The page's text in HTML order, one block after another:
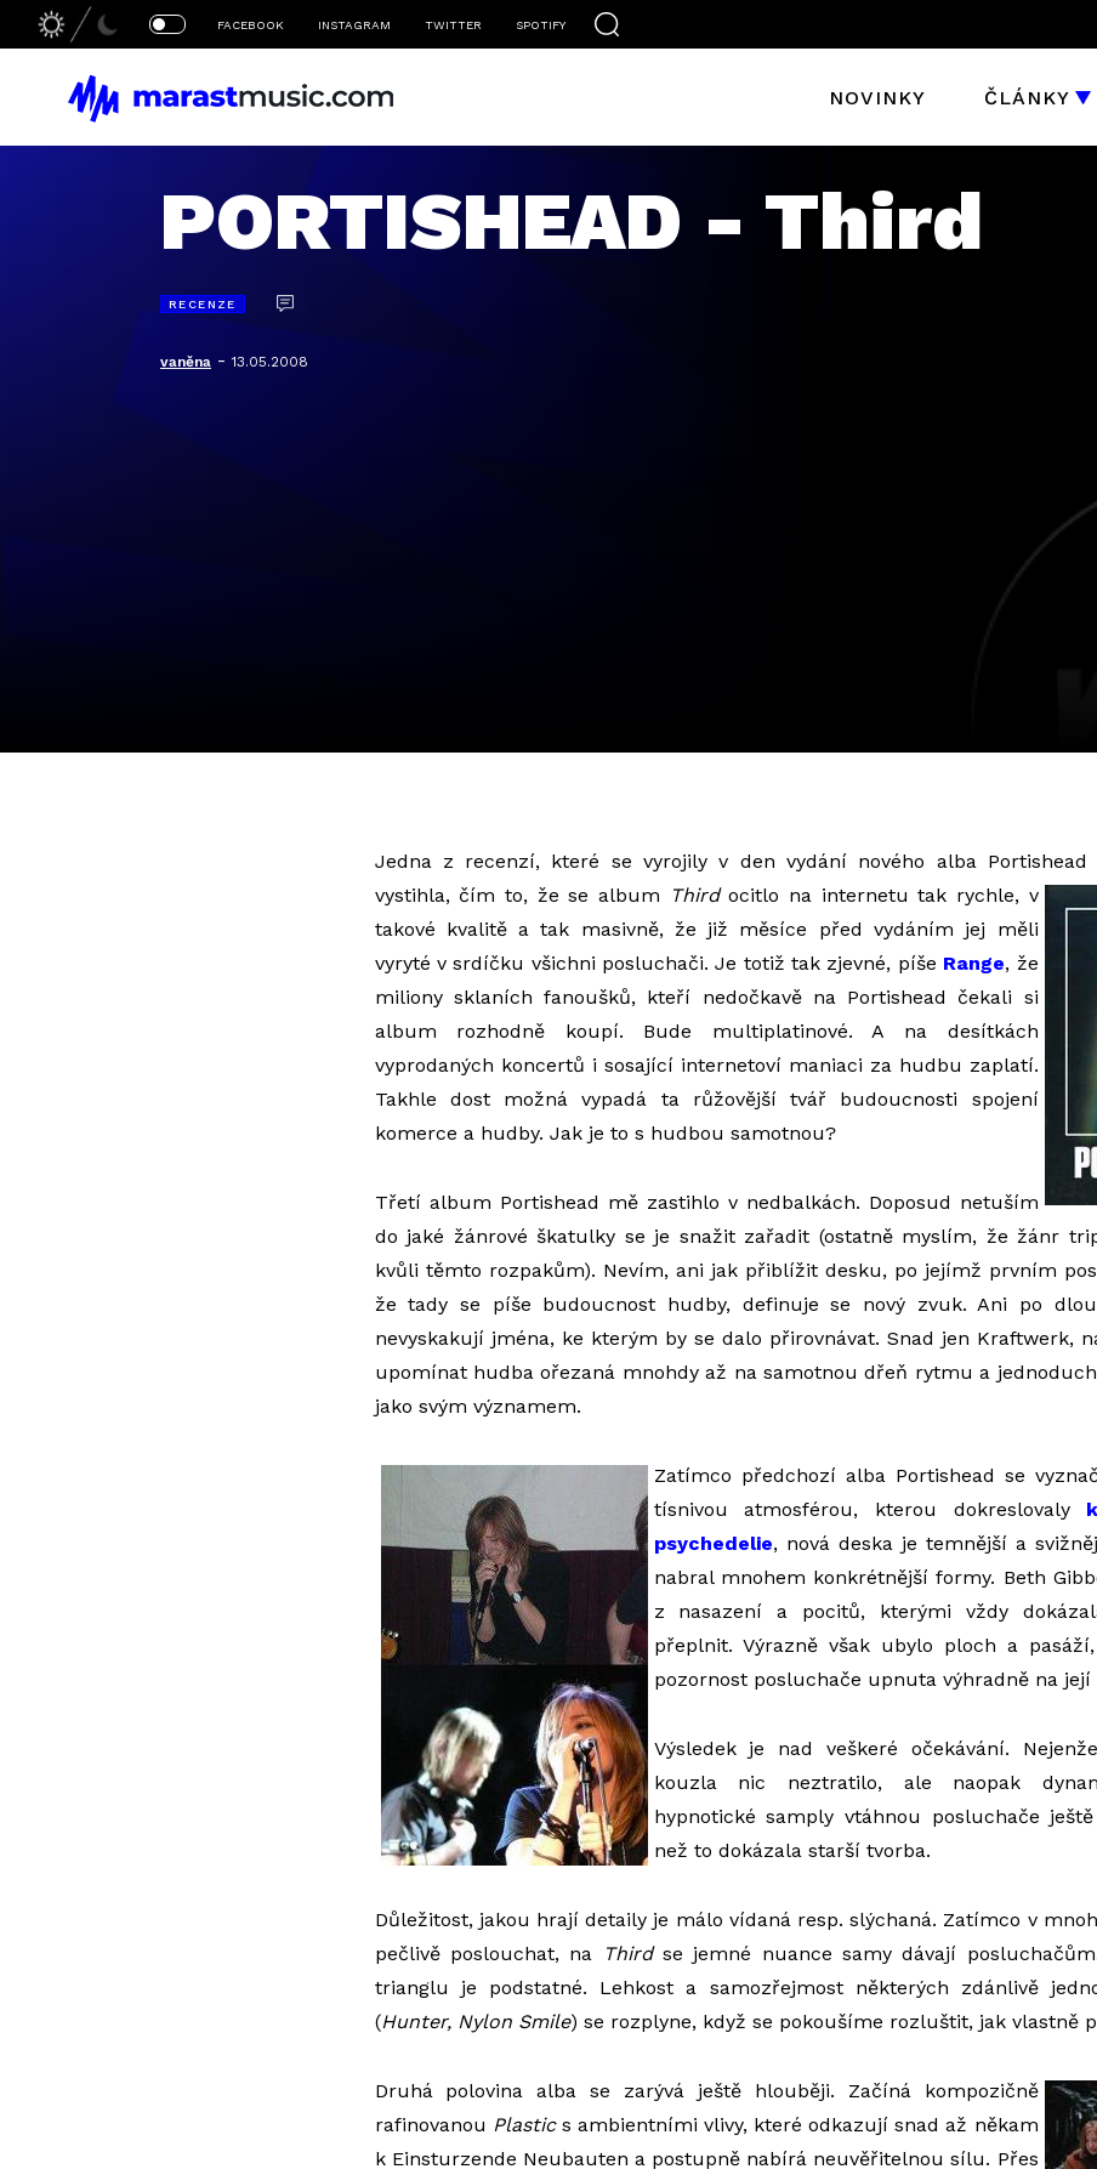
FACEBOOK INSTAGRAM TWITTER SPOTIFY
NOVINKY ČLÁNKY
PORTISHEAD - Third
RECENZE
vaněna -13.05.2008
Jedna z recenzí, které se vyrojily v den vydání nového alba Portishead
vystihla, čím to, že se album
Thirdocitlo na internetu tak rychle, v
takové kvalitě a tak masivně, že již měsíce před vydáním jej měli
vyryté v srdíčku všichni posluchači. Je totiž tak zjevné, píše Range, že
miliony sklaních fanoušků, kteří nedočkavě na Portishead čekali si
album rozhodně koupí. Bude multiplatinové. A na desítkách
vyprodaných koncertů i sosající internetoví maniaci za hudbu zaplatí.
Takhle dost možná vypadá ta růžovější tvář budoucnosti spojení
komerce a hudby. Jak je to s hudbou samotnou?
Třetí album Portishead mě zastihlo v nedbalkách. Doposud netuším
do jaké žánrové škatulky se je snažit zařadit (ostatně myslím, že žánr
kvůli těmto rozpakům). Nevím, ani jak přiblížit desku, po jejímž prvním
že tady se píše budoucnost hudby, definuje se nový zvuk. Ani po
nevyskakují jména, ke kterým by se dalo přirovnávat. Snad jen Kraftwerk,
upomínat hudba ořezaná mnohdy až na samotnou dřeň rytmu a
jako svým významem.
Zatímco předchozí alba Portishead se
tísnivou atmosférou, kterou dokreslovaly
psychedelie, nová deska je temnější a
nabral mnohem konkrétnější formy. Beth
z nasazení a pocitů, kterými vždy
přeplnit. Výrazně však ubylo ploch a
pozornost posluchače upnuta výhradně na její
Výsledek je nad veškeré očekávání.
kouzla nic neztratilo, ale naopak
hypnotické samply vtáhnou posluchače
než to dokázala starší tvorba.
Důležitost, jakou hrají detaily je málo vídaná resp. slýchaná. Zatímco v
pečlivě poslouchat, na
Thirdse jemné nuance samy dávají
trianglu je podstatné. Lehkost a samozřejmost některých zdánlivě
(Hunter, Nylon Smile) se rozplyne, když se pokoušíme rozluštit, jak vlastně
Druhá polovina alba se zarývá ještě hlouběji. Začíná kompozičně
rafinovanou Plastics ambientními vlivy, které odkazují snad až někam
k Einsturzende Neubauten a postupně nabírá neuvěřitelnou sílu. Přes